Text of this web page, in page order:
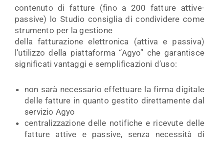
contenuto di fatture (fino a 200 fatture attive-
passive) lo Studio consiglia di condividere come
strumento per la gestione
della fatturazione elettronica (attiva e passiva)
l’utilizzo della piattaforma “Agyo” che garantisce
significati vantaggi e semplificazioni d’uso:
non sarà necessario effettuare la firma digitale
delle fatture in quanto gestito direttamente dal
servizio Agyo
centralizzazione delle notifiche e ricevute delle
fatture attive e passive, senza necessità di